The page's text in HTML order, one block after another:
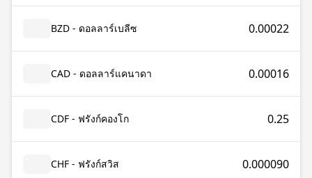
BZD - ดอลลาร์เบลีซ 0.00022
CAD - ดอลลาร์แคนาดา 0.00016
CDF - ฟรังก์คองโก 0.25
CHF - ฟรังก์สวิส 0.000090